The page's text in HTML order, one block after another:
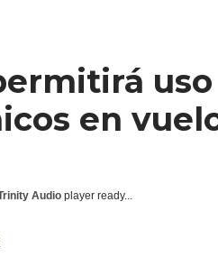
en
Audio player ready...